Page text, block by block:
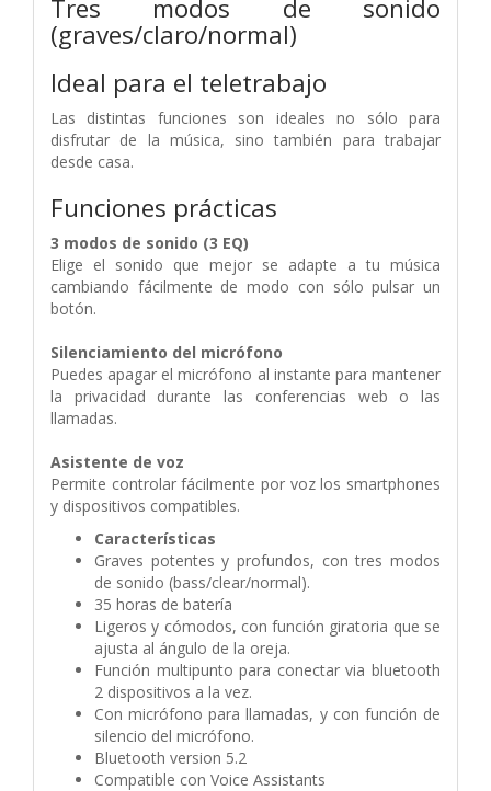
Tres modos de sonido
(graves/claro/normal)
Ideal para el teletrabajo
Las distintas funciones son ideales no sólo para
disfrutar de la música, sino también para trabajar
desde casa.
Funciones prácticas
3 modos de sonido (3 EQ)
Elige el sonido que mejor se adapte a tu música
cambiando fácilmente de modo con sólo pulsar un
botón.
Silenciamiento del micrófono
Puedes apagar el micrófono al instante para mantener
la privacidad durante las conferencias web o las
llamadas.
Asistente de voz
Permite controlar fácilmente por voz los smartphones
y dispositivos compatibles.
Características
Graves potentes y profundos, con tres modos
de sonido (bass/clear/normal).
35 horas de batería
Ligeros y cómodos, con función giratoria que se
ajusta al ángulo de la oreja.
Función multipunto para conectar via bluetooth
2 dispositivos a la vez.
Con micrófono para llamadas, y con función de
silencio del micrófono.
Bluetooth version 5.2
Compatible con Voice Assistants